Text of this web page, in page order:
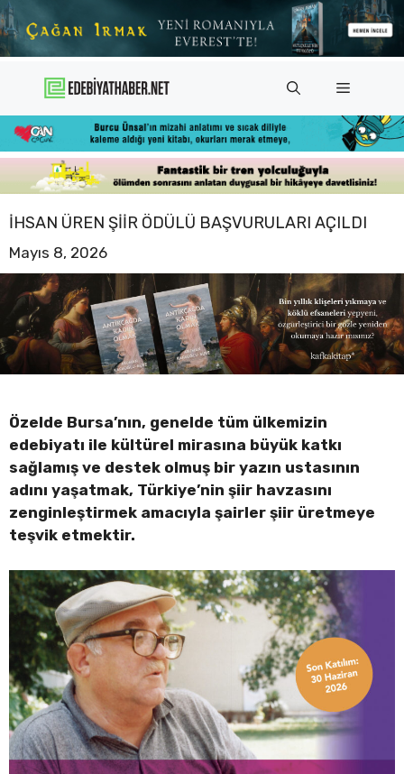
İçeriğe
atla
Menü
İHSAN ÜREN ŞIIR ÖDÜLÜ BAŞVURULARI AÇILDI
Mayıs 8, 2026
Özelde Bursa’nın, genelde tüm ülkemizin
edebiyatı ile kültürel mirasına büyük katkı
sağlamış ve destek olmuş bir yazın ustasının
adını yaşatmak, Türkiye’nin şiir havzasını
zenginleştirmek amacıyla şairler şiir üretmeye
teşvik etmektir.